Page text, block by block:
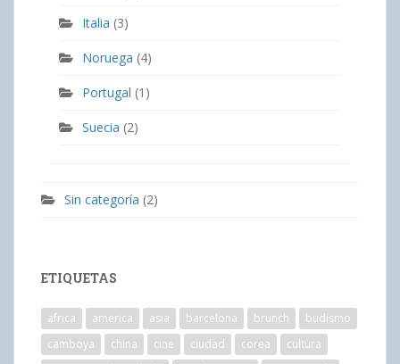
Italia (3)
Noruega (4)
Portugal (1)
Suecia (2)
Sin categoría (2)
ETIQUETAS
africa america asia barcelona brunch
budismo
camboya
china cine ciudad corea
cultura